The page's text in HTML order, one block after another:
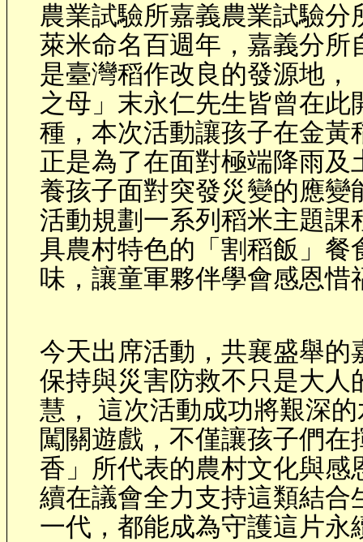
農業試驗所嘉義農業試驗分
萊米命名百週年，嘉義分
是臺灣稻作改良的發源地
之母」末永仁先生皆曾在
種，本次活動讓孩子在金
正是為了在面對極端降雨
養孩子面對突發災變的應
活動規劃一系列稻米主題
具農村特色的「割稻飯」
味，讓童軍夥伴學會感恩
今天出席活動，共襄盛舉的
保持與災害防救不只是大
慧 ， 這次活動成功將艱深
闖關遊戲，不僅讓孩子們
香」所代表的農村文化與
續在議會全力支持這類結
一代，都能成為守護這片永